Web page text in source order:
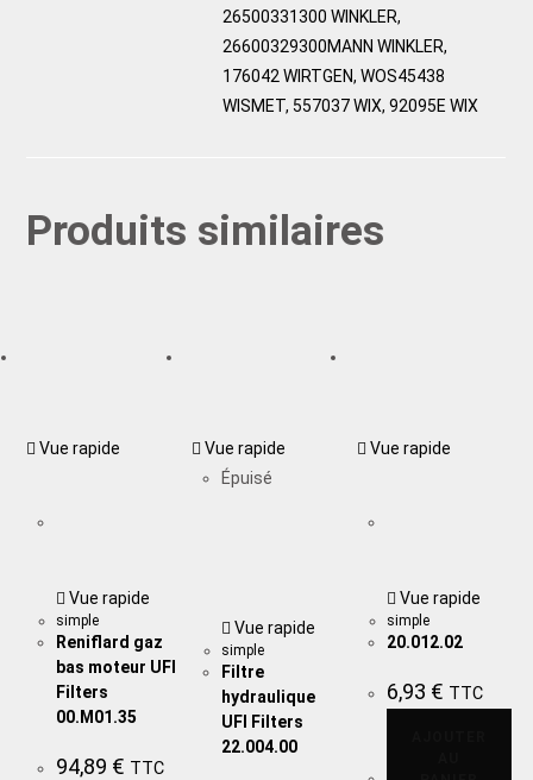
26500331300 WINKLER,
26600329300MANN WINKLER,
176042 WIRTGEN, WOS45438
WISMET, 557037 WIX, 92095E WIX
Produits similaires
Vue rapide
Vue rapide
simple
Reniflard gaz
bas moteur UFI
Filters
00.M01.35
94,89 € TTC
Vue rapide
Épuisé
Vue rapide
simple
Filtre
hydraulique
UFI Filters
22.004.00
Vue rapide
Vue rapide
simple
20.012.02
6,93 € TTC